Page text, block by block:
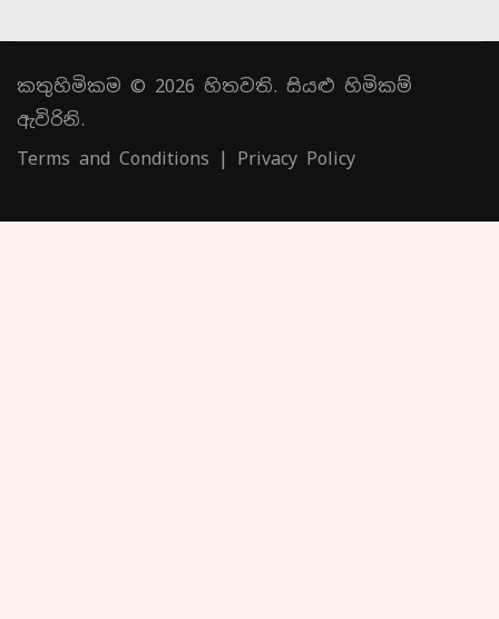
කතුහිමිකම © 2026 හිතවති. සියළු හිමිකම්
ඇවිරිනි.
Terms and Conditions | Privacy Policy